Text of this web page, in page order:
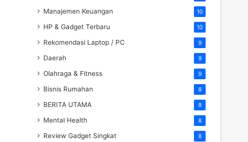
Manajemen Keuangan 10
HP & Gadget Terbaru 10
Rekomendasi Laptop / PC 9
Daerah 9
Olahraga & Fitness 9
Bisnis Rumahan 8
BERITA UTAMA 8
Mental Health 8
Review Gadget Singkat 8